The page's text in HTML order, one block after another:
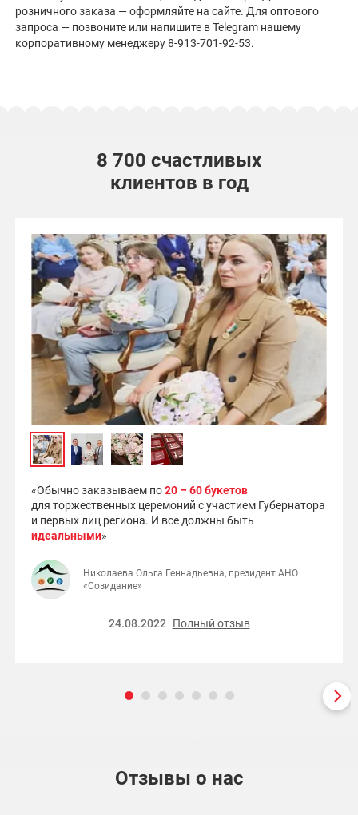
розничного заказа — оформляйте на сайте. Для оптового
запроса — позвоните или напишите в Telegram нашему
корпоративному менеджеру8-913-701-92-53.
8 700 счастливых
клиентов в год
«Обычно заказываем по20 – 60 букетов
для торжественных церемоний с участием Губернатора
и первых лиц региона. И все должны быть
идеальными»
Николаева Ольга Геннадьевна, президент АНО
«Созидание»
24.08.2022 Полный отзыв
Отзывы о нас